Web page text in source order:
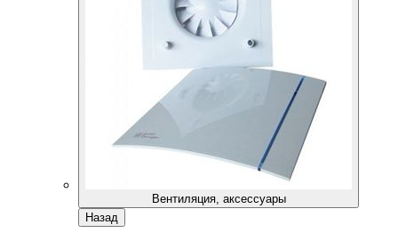
Вентиляция, аксессуары
Назад